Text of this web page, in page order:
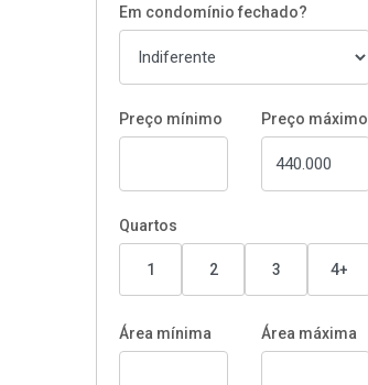
Em condomínio fechado?
Preço mínimo Preço máximo
Quartos
1 2 3 4+
Área mínima Área máxima